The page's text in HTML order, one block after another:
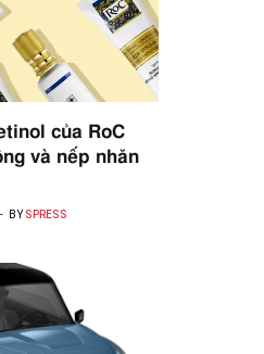
của RoC
và nếp nhăn
BY SPRESS